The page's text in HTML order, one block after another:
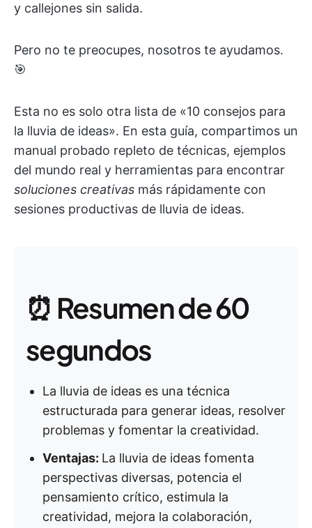
y callejones sin salida.
Pero no te preocupes, nosotros te ayudamos.
🎯
Esta no es solo otra lista de «10 consejos para
la lluvia de ideas». En esta guía, compartimos un
manual probado repleto de técnicas, ejemplos
del mundo real y herramientas para encontrar
soluciones creativas más rápidamente con
sesiones productivas de lluvia de ideas.
⏰ Resumen de 60
segundos
La lluvia de ideas es una técnica
estructurada para generar ideas, resolver
problemas y fomentar la creatividad.
Ventajas: La lluvia de ideas fomenta
perspectivas diversas, potencia el
pensamiento crítico, estimula la
creatividad, mejora la colaboración,